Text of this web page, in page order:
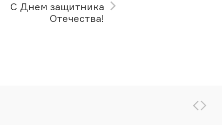
С Днем защитника
Отечества!